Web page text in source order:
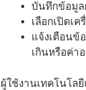
บันทึกข้อมูล
เลือกเปิดเ
แจ้งเตือนข้
เกินหรือค่า
ผู้ใช้งานเทคโนโล